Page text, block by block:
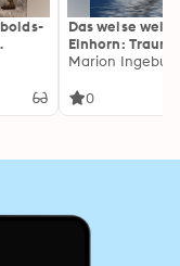
Das weise
Einhorn:
voll magischer
0